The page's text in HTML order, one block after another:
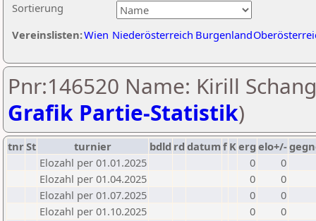
Sortierung
Vereinslisten:Wien Niederösterreich Burgenland
Pnr:146520 Name: Kirill
Grafik Partie-Statistik)
tnrSt turnier bdld rd datumf Kerg elo+/-
Elozahl per 01.01.2025
0
0
Elozahl per 01.04.2025
0
0
Elozahl per 01.07.2025
0
0
Elozahl per 01.10.2025
0
0